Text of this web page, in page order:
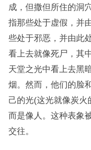
成，但撒但所住的洞
指那些处于虚假，并
些处于邪恶，并由此
看上去就像死尸，其
天堂之光中看上去黑
烟。然而，他们的脸
己的光(这光就像炭火
而是像人。这种表象
交往。